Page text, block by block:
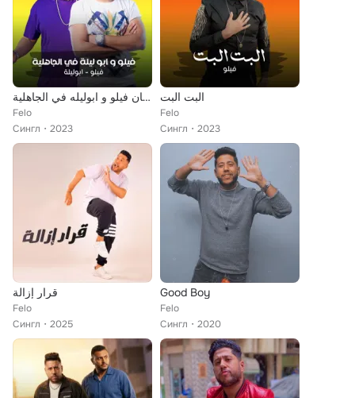
مهرجان فيلو و ابوليله في الجاهلية
Felo
Сингл
2023
البت البت
Felo
Сингл
2023
قرار إزالة
Felo
Сингл
2025
Good Boy
Felo
Сингл
2020